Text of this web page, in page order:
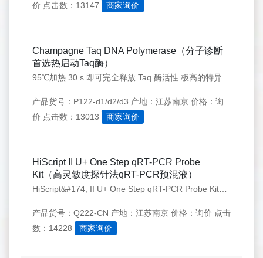
价 点击数：13147 商家询价
Champagne Taq DNA Polymerase（分子诊断
首选热启动Taq酶）
产品货号：P122-d1/d2/d3 产地：江苏南京 价格：询
价 点击数：13013 商家询价
HiScript II U+ One Step qRT-PCR Probe
Kit（高灵敏度探针法qRT-PCR预混液）
产品货号：Q222-CN 产地：江苏南京 价格：询价 点击
数：14228
商家询价